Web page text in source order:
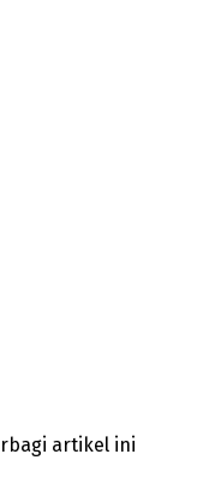
artikel ini